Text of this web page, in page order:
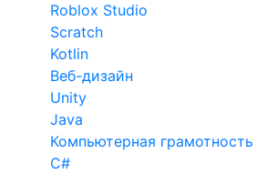
Roblox Studio
Scratch
Kotlin
Веб-дизайн
Unity
Java
Компьютерная грамотность
C#